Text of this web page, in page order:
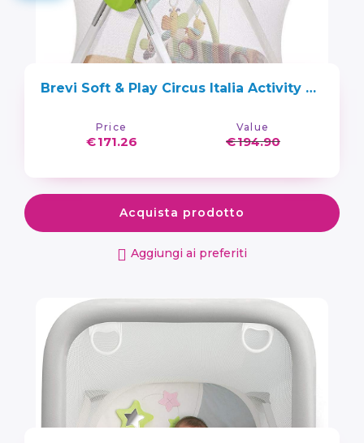
Brevi Soft & Play Circus Italia Activity Center
Price
€171.26
Value
€194.90
Acquista prodotto
Aggiungi ai preferiti